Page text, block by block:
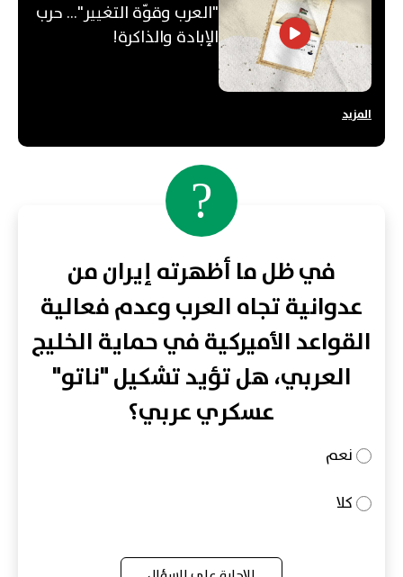
"العرب وقوّة التغيير"... حرب
الإبادة والذاكرة!
المزيد
?
في ظل ما أظهرته إيران من
عدوانية تجاه العرب وعدم فعالية
القواعد الأميركية في حماية الخليج
العربي، هل تؤيد تشكيل "ناتو"
عسكري عربي؟
نعم
كلا